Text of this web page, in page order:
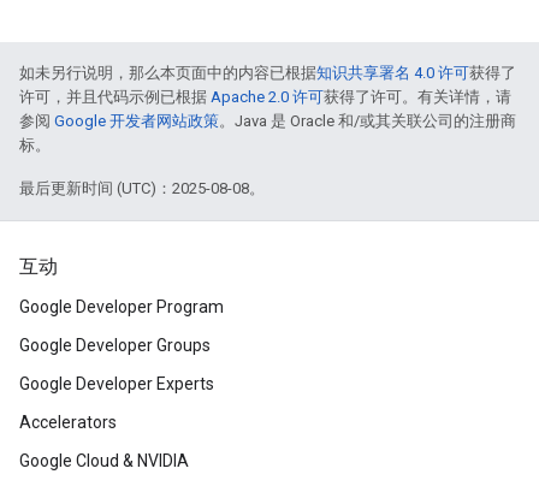
如未另行说明，那么本页面中的内容已根据知识共享署名 4.0 许可获得了
许可，并且代码示例已根据 Apache 2.0 许可获得了许可。有关详情，请
参阅 Google 开发者网站政策。Java 是 Oracle 和/或其关联公司的注册商
标。
最后更新时间 (UTC)：2025-08-08。
互动
Google Developer Program
Google Developer Groups
Google Developer Experts
Accelerators
Google Cloud & NVIDIA